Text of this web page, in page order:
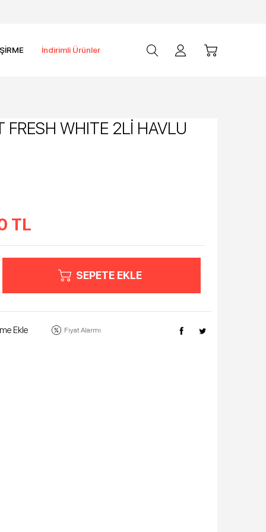
İndirimli Ürünler
FRESH WHITE 2Lİ HAVLU
TL
SEPETE EKLE
Ekle Fiyat Alarmı